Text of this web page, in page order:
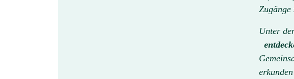
Zugänge
Unter